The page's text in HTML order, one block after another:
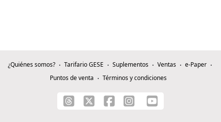
¿Quiénes somos? Tarifario GESE Suplementos Ventas
e-Paper
Puntos de venta
Términos y condiciones